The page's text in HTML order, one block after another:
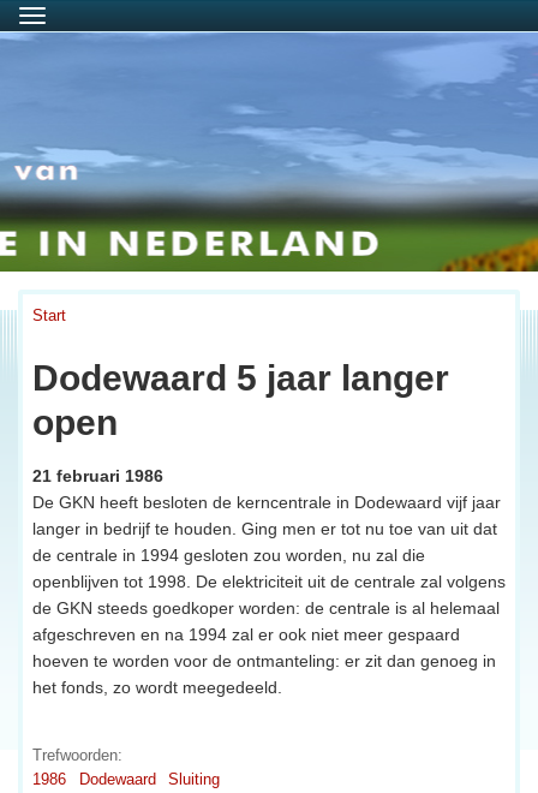
Menu
Start
Dodewaard 5 jaar langer
open
21 februari 1986
De GKN heeft besloten de kerncentrale in Dodewaard vijf jaar
langer in bedrijf te houden. Ging men er tot nu toe van uit dat
de centrale in 1994 gesloten zou worden, nu zal die
openblijven tot 1998. De elektriciteit uit de centrale zal volgens
de GKN steeds goedkoper worden: de centrale is al helemaal
afgeschreven en na 1994 zal er ook niet meer gespaard
hoeven te worden voor de ontmanteling: er zit dan genoeg in
het fonds, zo wordt meegedeeld.
Trefwoorden:
1986
Dodewaard Sluiting